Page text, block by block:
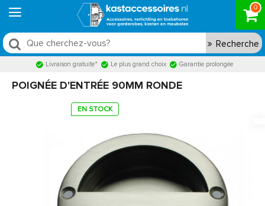
0
Recherche
Livraison gratuite* Le plus grand choix Garantie prolongée
POIGNÉE D'ENTRÉE 90MM RONDE
EN STOCK